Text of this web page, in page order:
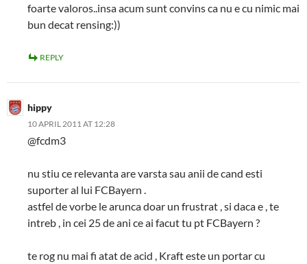
foarte valoros..insa acum sunt convins ca nu e cu nimic mai
bun decat rensing:))
REPLY
hippy
10 APRIL 2011 AT 12:28
@fcdm3
nu stiu ce relevanta are varsta sau anii de cand esti
suporter al lui FCBayern .
astfel de vorbe le arunca doar un frustrat , si daca e , te
intreb , in cei 25 de ani ce ai facut tu pt FCBayern ?
te rog nu mai fi atat de acid , Kraft este un portar cu